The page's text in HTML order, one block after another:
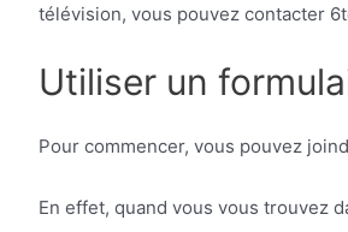
télévision, vous pouvez contacter
Utiliser un
Pour commencer, vous pouvez
En effet, quand vous vous trouvez